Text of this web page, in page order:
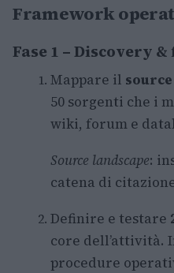
Framework
Fase 1 – Discovery
Mappare il
50 sorgenti che i
wiki, forum e
Source landscape:
catena di
Definire e testare
core dell’attività.
procedure